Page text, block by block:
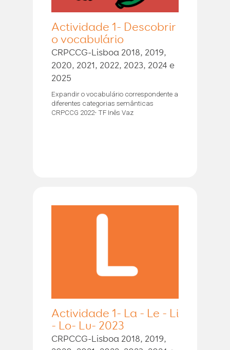
Actividade 1- Descobrir
o vocabulário
CRPCCG-Lisboa 2018, 2019,
2020, 2021, 2022, 2023, 2024 e
2025
Expandir o vocabulário correspondente a
diferentes categorias semânticas
CRPCCG 2022- TF Inês Vaz
Actividade 1- La - Le - Li
- Lo- Lu- 2023
CRPCCG-Lisboa 2018, 2019,